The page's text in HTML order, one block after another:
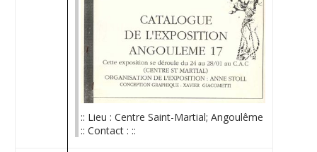
:: Lieu : Centre Saint-Martial; Angoulême
:: Contact : ::